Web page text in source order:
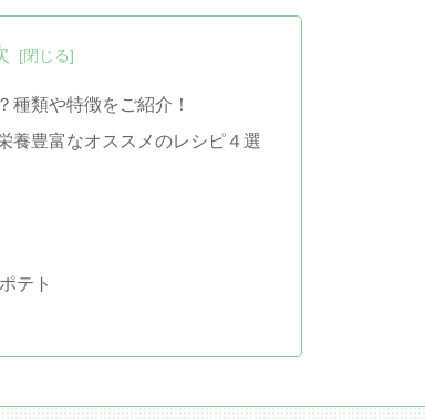
種類や特徴をご紹介！
養豊富なオススメのレシピ４選
テト